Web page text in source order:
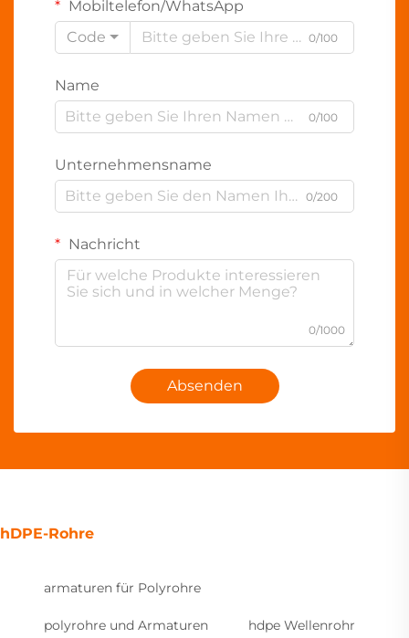
Mobiltelefon/WhatsApp
Code
0/100
Name
0/100
Unternehmensname
0/200
Nachricht
0/1000
Absenden
hDPE-Rohre
armaturen für Polyrohre
polyrohre und Armaturen hdpe Wellenrohr